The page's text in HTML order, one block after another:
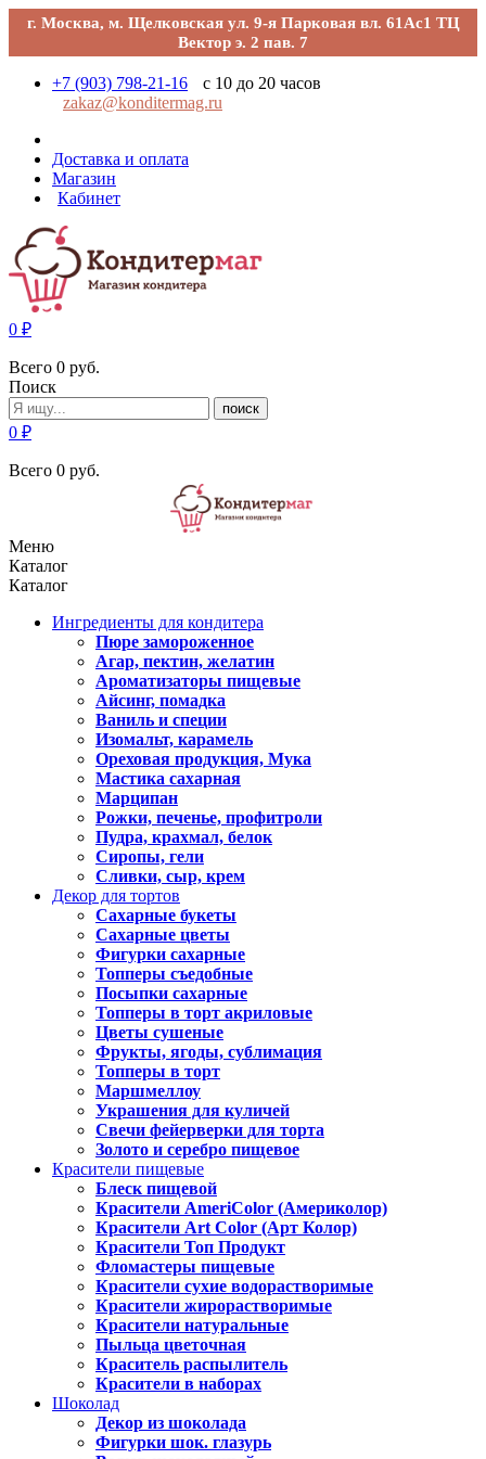
г. Москва, м. Щелковская ул. 9-я Парковая вл. 61Ас1 ТЦ
Вектор э. 2 пав. 7
+7 (903) 798-21-16
с 10 до 20 часов
zakaz@konditermag.ru
Доставка и оплата
Магазин
Кабинет
0 ₽
Всего 0 руб.
Поиск
поиск
0 ₽
Всего 0 руб.
Меню
Каталог
Каталог
Ингредиенты для кондитера
Пюре замороженное
Агар, пектин, желатин
Ароматизаторы пищевые
Айсинг, помадка
Ваниль и специи
Изомальт, карамель
Ореховая продукция, Мука
Мастика сахарная
Марципан
Рожки, печенье, профитроли
Пудра, крахмал, белок
Сиропы, гели
Сливки, сыр, крем
Декор для тортов
Сахарные букеты
Сахарные цветы
Фигурки сахарные
Топперы съедобные
Посыпки сахарные
Топперы в торт акриловые
Цветы сушеные
Фрукты, ягоды, сублимация
Топперы в торт
Маршмеллоу
Украшения для куличей
Свечи фейерверки для торта
Золото и серебро пищевое
Красители пищевые
Блеск пищевой
Красители AmeriColor (Америколор)
Красители Art Color (Арт Колор)
Красители Топ Продукт
Фломастеры пищевые
Красители сухие водорастворимые
Красители жирорастворимые
Красители натуральные
Пыльца цветочная
Краситель распылитель
Красители в наборах
Шоколад
Декор из шоколада
Фигурки шок. глазурь